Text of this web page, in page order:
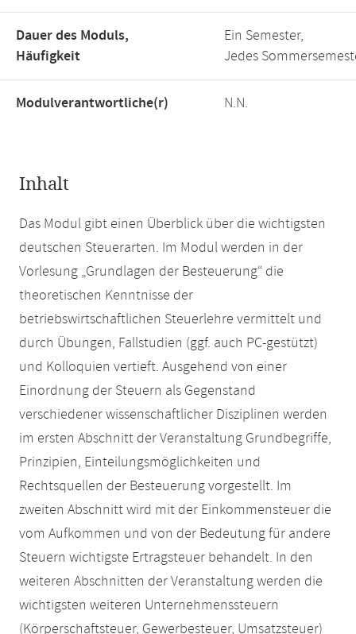
Dauer des Moduls,
Häufigkeit
Ein Semester,
Jedes
Modulverantwortliche(r) N.N.
Inhalt
Das Modul gibt einen Überblick über die wichtigsten
deutschen Steuerarten. Im Modul werden in der
Vorlesung „Grundlagen der Besteuerung“ die
theoretischen Kenntnisse der
betriebswirtschaftlichen Steuerlehre vermittelt und
durch Übungen, Fallstudien (ggf. auch PC-gestützt)
und Kolloquien vertieft. Ausgehend von einer
Einordnung der Steuern als Gegenstand
verschiedener wissenschaftlicher Disziplinen werden
im ersten Abschnitt der Veranstaltung Grundbegriffe,
Prinzipien, Einteilungsmöglichkeiten und
Rechtsquellen der Besteuerung vorgestellt. Im
zweiten Abschnitt wird mit der Einkommensteuer die
vom Aufkommen und von der Bedeutung für andere
Steuern wichtigste Ertragsteuer behandelt. In den
weiteren Abschnitten der Veranstaltung werden die
wichtigsten weiteren Unternehmenssteuern
(Körperschaftsteuer, Gewerbesteuer, Umsatzsteuer)